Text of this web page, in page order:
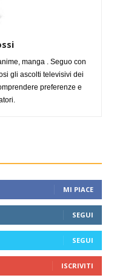
manga . Seguo con
gli ascolti televisivi dei
preferenze e
MI PIACE
SEGUI
SEGUI
ISCRIVITI